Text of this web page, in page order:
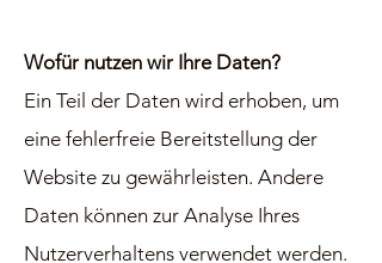
Wofür nutzen wir Ihre Daten?
Ein Teil der Daten wird erhoben, um
eine fehlerfreie Bereitstellung der
Website zu gewährleisten. Andere
Daten können zur Analyse Ihres
Nutzerverhaltens verwendet werden.